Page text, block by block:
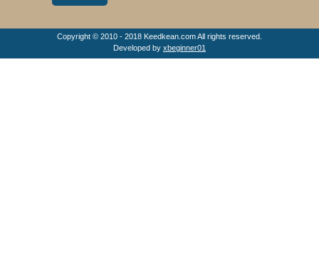
Copyright © 2010 - 2018 Keedkean.com All rights reserved.
Developed by xbeginner01